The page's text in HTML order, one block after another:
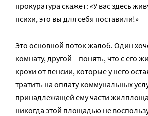
прокуратура скажет: «У вас здесь
психи, это вы для себя поставили!»
Это основной поток жалоб. Один
комнату, другой – понять, что с его
крохи от пенсии, которые у него
тратить на оплату коммунальных
принадлежащей ему части
никогда этой площадью не